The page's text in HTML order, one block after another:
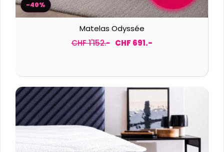
-40%
Matelas Odyssée
CHF 1'152.- CHF 691.-